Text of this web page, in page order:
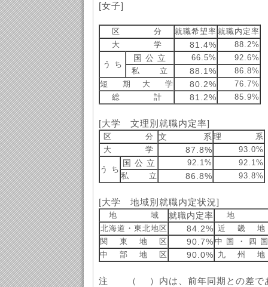
[女子]
区 分 就職希望率 就職内定率
大 学
81.4% 88.2%
う ち
国 公 立 66.5%
92.6%
私 立
88.1%
86.8%
短 期 大 学
80.2%
76.7%
総 計
81.2% 85.9%
[大学 文理別就職内定率]
区 分 文 系 理 系
大 学
87.8% 93.0%
う ち
国 公 立 92.1%
92.1%
私 立
86.8% 93.8%
[大学 地域別就職内定状況]
地 域 就職内定率
地
北海道・東北地区
84.2% 近 畿
関 東 地 区
90.7% 中 国 ・ 四
中 部 地 区
90.0% 九 州
注 （ ）内は、前年同期との差で